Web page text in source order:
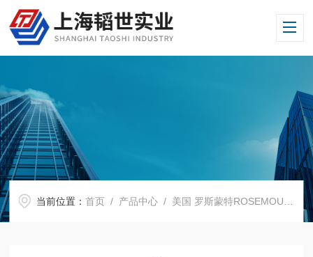
当前位置：首页 / 产品中心 / 美国 罗斯蒙特ROSEMOUNT /